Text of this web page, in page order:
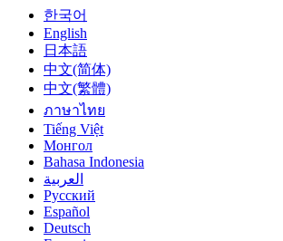
한국어
English
日本語
中文(简体)
中文(繁體)
ภาษาไทย
Tiếng Việt
Монгол
Bahasa Indonesia
العربية
Русский
Español
Deutsch